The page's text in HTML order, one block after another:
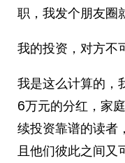
职，我发个朋友圈
我的投资，对方不
我是这么计算的，
6万元的分红，家
续投资靠谱的读者
且他们彼此之间又